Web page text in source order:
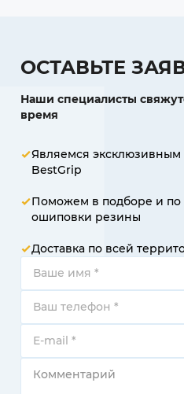
ОСТАВЬТЕ
Наши специалисты
время
Являемся эксклюзивным
BestGrip
Поможем в подборе и по
ошиповки резины
Доставка по всей